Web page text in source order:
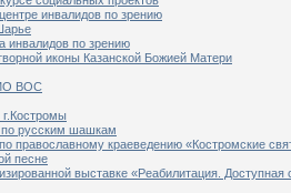
инвалидов по зрению
инвалидов по зрению
иконы Казанской Божией Матери
МО ВОС
русским шашкам
православному краеведению «Костромские
песне
выставке «Реабилитация. Доступная